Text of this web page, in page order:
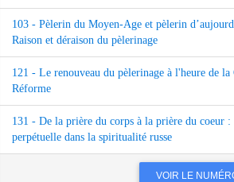
103 - Pèlerin du Moyen-Age et pèlerin
Raison et déraison du pèlerinage
121 - Le renouveau du pèlerinage à l'heure de la
Réforme
131 - De la prière du corps à la prière du coeur
perpétuelle dans la spiritualité russe
VOIR LE